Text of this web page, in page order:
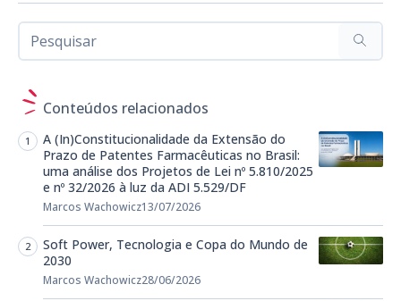
Conteúdos relacionados
A (In)Constitucionalidade da Extensão do
Prazo de Patentes Farmacêuticas no Brasil:
uma análise dos Projetos de Lei nº 5.810/2025
e nº 32/2026 à luz da ADI 5.529/DF
Marcos Wachowicz13/07/2026
Soft Power, Tecnologia e Copa do Mundo de
2030
Marcos Wachowicz28/06/2026